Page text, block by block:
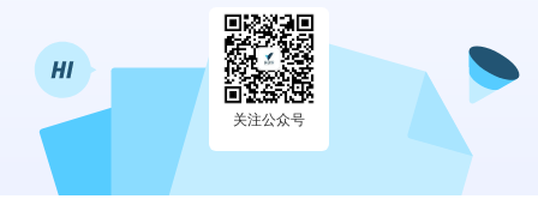
关注公众号